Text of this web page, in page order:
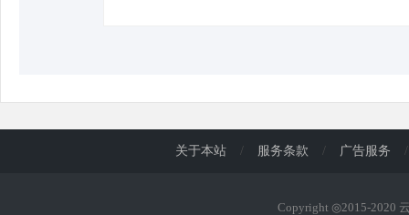
关于本站 / 服务条款 / 广告服务 /
Copyright ◎2015-2020